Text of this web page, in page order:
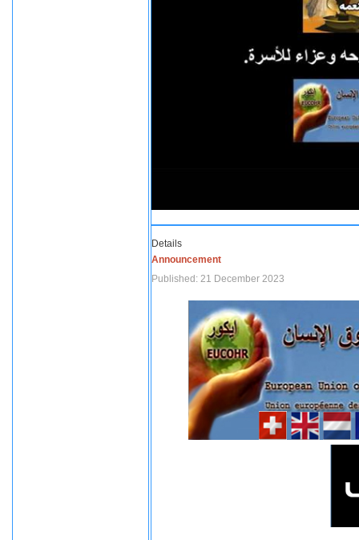
Details
Announcement
Published: 21 December 2023